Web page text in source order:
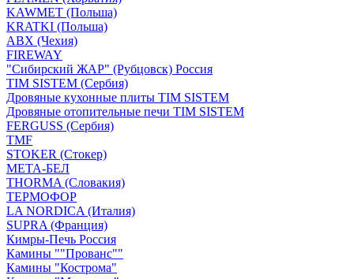
KAWMET (Польша)
KRATKI (Польша)
ABX (Чехия)
FIREWAY
"Сибирский ЖАР" (Рубцовск) Россия
TIM SISTEM (Сербия)
Дровяные кухонные плиты TIM SISTEM
Дровяные отопительные печи TIM SISTEM
FERGUSS (Сербия)
TMF
STOKER (Стокер)
МЕТА-БЕЛ
THORMA (Словакия)
ТЕРМОФОР
LA NORDICA (Италия)
SUPRA (Франция)
Кимры-Печь Россия
Камины ""Прованс""
Камины "Кострома"